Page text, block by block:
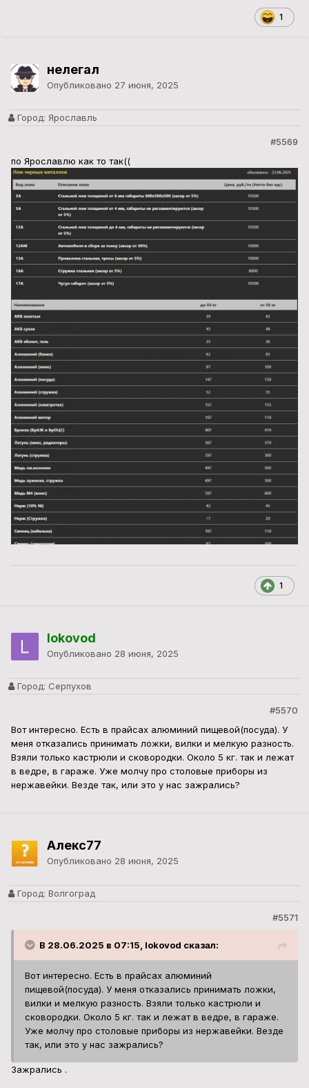
1
нелегал
Опубликовано 27 июня, 2025
Город: Ярославль
#5569
по Ярославлю как то так((
1
lokovod
Опубликовано 28 июня, 2025
Город: Серпухов
#5570
Вот интересно. Есть в прайсах алюминий пищевой(посуда). У
меня отказались принимать ложки, вилки и мелкую разность.
Взяли только кастрюли и сковородки. Около 5 кг. так и лежат
в ведре, в гараже. Уже молчу про столовые приборы из
нержавейки. Везде так, или это у нас зажрались?
Алекс77
Опубликовано 28 июня, 2025
Город: Волгоград
#5571
В 28.06.2025 в 07:15, lokovod сказал:
Вот интересно. Есть в прайсах алюминий
пищевой(посуда). У меня отказались принимать ложки,
вилки и мелкую разность. Взяли только кастрюли и
сковородки. Около 5 кг. так и лежат в ведре, в гараже.
Уже молчу про столовые приборы из нержавейки. Везде
так, или это у нас зажрались?
Зажрались .